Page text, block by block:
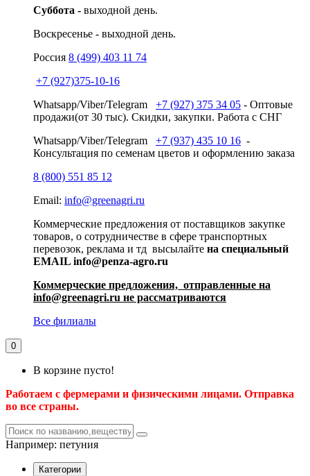
Суббота - выходной день.
Воскресенье - выходной день.
Россия 8 (499) 403 11 74
+7 (927)375-10-16
Whatsapp/Viber/Telegram +7 (927) 375 34 05 - Оптовые
продажи(от 30 тыс). Скидки, закупки. Работа с СНГ
Whatsapp/Viber/Telegram +7 (937) 435 10 16 -
Консультация по семенам цветов и оформлению заказа
8 (800) 551 85 12
Email: info@greenagri.ru
Коммерческие предложения от поставщиков закупке
товаров, о сотрудничестве в сфере транспортных
перевозок, реклама и тд высылайте на специальный
EMAIL info@penza-agro.ru
Коммерческие предложения, отправленные на
info@greenagri.ru не рассматриваются
Все филиалы
0
В корзине пусто!
Работаем с фермерами и физическими лицами. Отправка
во все страны.
Например: петуния
Категории